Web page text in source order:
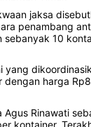
jaksa
penambang
sebanyak 10
yang
dengan harga
Agus Rinawati